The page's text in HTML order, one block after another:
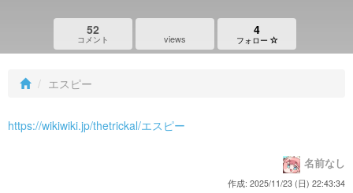
52
コメント views
4
フォロー
エスピー
https://wikiwiki.jp/thetrickal/エスピー
名前なし
作成: 2025/11/23 (日) 22:43:34